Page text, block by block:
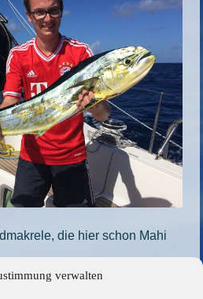
verwalten
die hier schon Mahi
beträgt 1200 × 900